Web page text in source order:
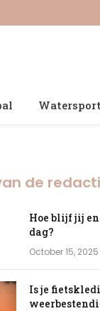
de
Hoe blijf jij
dag?
October 15, 2025
Is je